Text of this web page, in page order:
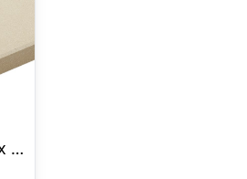
Pizzasten 42 x 30 x 1,5 cm Keramik